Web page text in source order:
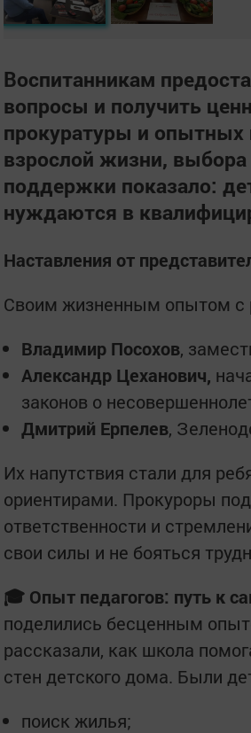
Воспитанникам
вопросы и получить
прокуратуры и опытных
взрослой жизни,
поддержки показало:
нуждаются в
Наставления от
Своим жизненным опытом с
Владимир Посохов,
Александр Цеханович,
законов о
Дмитрий Ерпелев,
Их напутствия стали для
ориентирами. Прокуроры
ответственности и
свои силы и не бояться
🎓 Опыт педагогов: путь к
поделились бесценным
рассказали, как школа
стен детского дома. Были
поиск жилья;